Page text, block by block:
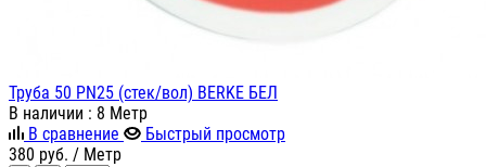
Труба 50 PN25 (стек/вол) BERKE БЕЛ
В наличии : 8 Метр
В сравнение
Быстрый просмотр
380 руб. / Метр